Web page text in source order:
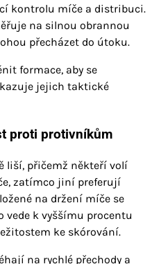
kontrolu míče a distribuci.
na silnou obrannou
přecházet do útoku.
formace, aby se
jejich taktické
proti protivníkům
liší, přičemž někteří volí
zatímco jiní preferují
na držení míče se
vede k vyššímu procentu
ke skórování.
na rychlé přechody a